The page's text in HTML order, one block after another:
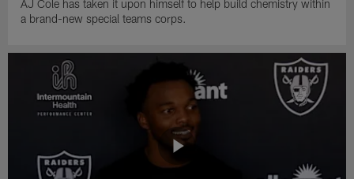
AJ Cole has taken it upon himself to help build chemistry within
a brand-new special teams corps.